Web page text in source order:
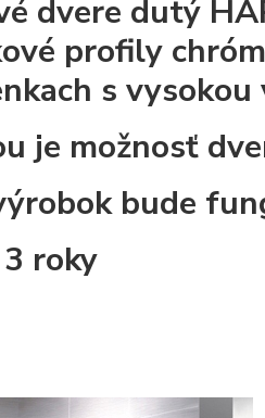
dvere dutý
profily
s
je možnosť
bude
roky